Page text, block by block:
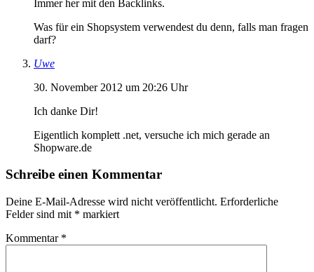
Immer her mit den Backlinks.
Was für ein Shopsystem verwendest du denn, falls man fragen
darf?
Uwe
30. November 2012 um 20:26 Uhr
Ich danke Dir!
Eigentlich komplett .net, versuche ich mich gerade an
Shopware.de
Schreibe einen Kommentar
Deine E-Mail-Adresse wird nicht veröffentlicht. Erforderliche
Felder sind mit * markiert
Kommentar *